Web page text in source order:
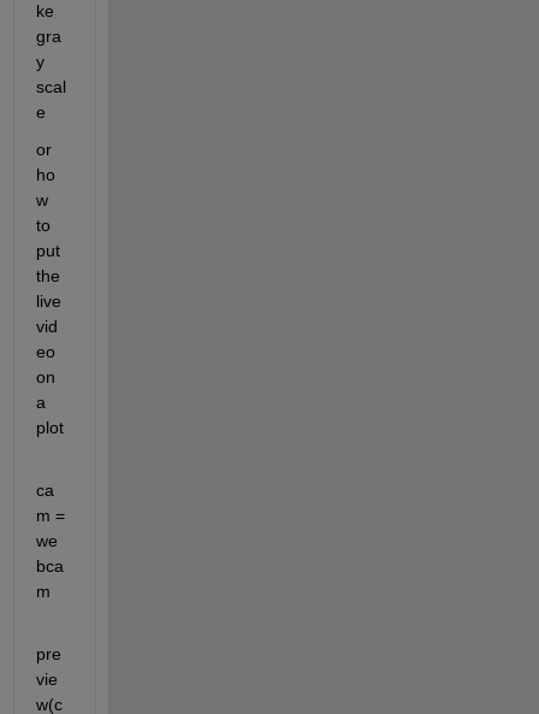
ke
gra
y
scal
e
or
ho
w
to
put
the
live
vid
eo
on
a
plot
ca
m =
we
bca
m
pre
vie
w(c